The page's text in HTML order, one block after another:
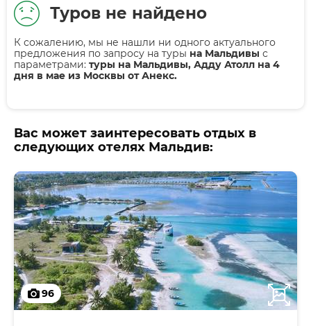
Туров не найдено
К сожалению, мы не нашли ни одного актуального
предложения по запросу на туры на Мальдивы с
параметрами: туры на Мальдивы, Адду Атолл на 4
дня в мае из Москвы от Анекс.
Вас может заинтересовать отдых в
следующих отелях Мальдив:
96